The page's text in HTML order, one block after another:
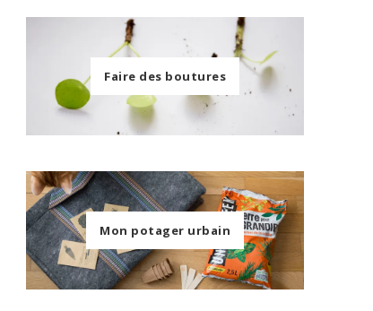
Faire des boutures
Mon potager urbain